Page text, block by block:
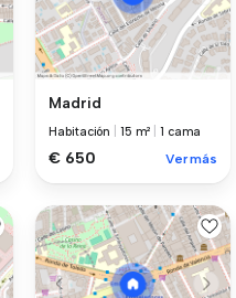
Madrid
Habitación 15 m² |1 cama
€ 650 Ver más